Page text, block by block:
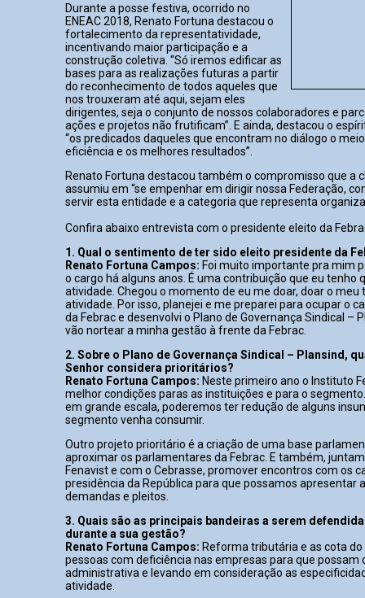
Durante a posse festiva, ocorrido no
ENEAC 2018, Renato Fortuna destacou o
fortalecimento da representatividade,
incentivando maior participação e a
construção coletiva. “Só iremos edificar as
bases para as realizações futuras a partir
do reconhecimento de todos aqueles que
nos trouxeram até aqui, sejam eles
dirigentes, seja o conjunto de nossos colaboradores e
ações e projetos não frutificam”. E ainda, destacou o
“os predicados daqueles que encontram no diálogo o
eficiência e os melhores resultados”.
Renato Fortuna destacou também o compromisso que a
assumiu em “se empenhar em dirigir nossa Federação,
servir esta entidade e a categoria que representa
Confira abaixo entrevista com o presidente eleito da
1. Qual o sentimento de ter sido eleito presidente da
Renato Fortuna Campos: Foi muito importante pra mim
o cargo há alguns anos. É uma contribuição que eu tenho
atividade. Chegou o momento de eu me doar, doar o meu
atividade. Por isso, planejei e me preparei para ocupar o
da Febrac e desenvolvi o Plano de Governança Sindical –
vão nortear a minha gestão à frente da Febrac.
2. Sobre o Plano de Governança Sindical – Plansind,
Senhor considera prioritários?
Renato Fortuna Campos: Neste primeiro ano o Instituto
melhor condições paras as instituições e para o
em grande escala, poderemos ter redução de alguns
segmento venha consumir.
Outro projeto prioritário é a criação de uma base
aproximar os parlamentares da Febrac. E também,
Fenavist e com o Cebrasse, promover encontros com os
presidência da República para que possamos apresentar
demandas e pleitos.
3. Quais são as principais bandeiras a serem
durante a sua gestão?
Renato Fortuna Campos: Reforma tributária e as cota do
pessoas com deficiência nas empresas para que possam
administrativa e levando em consideração as
atividade.